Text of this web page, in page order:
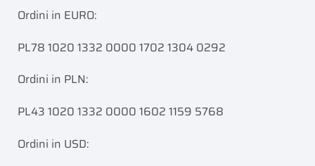
Ordini in EURO:
PL78 1020 1332 0000 1702 1304 0292
Ordini in PLN:
PL43 1020 1332 0000 1602 1159 5768
Ordini in USD: